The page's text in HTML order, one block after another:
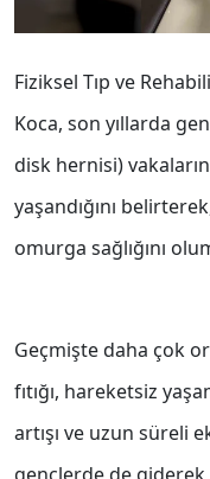
Fiziksel Tıp ve
Koca, son yıllarda
disk hernisi)
yaşandığını
omurga sağlığını
Geçmişte daha çok
fıtığı, hareketsiz
artışı ve uzun süreli